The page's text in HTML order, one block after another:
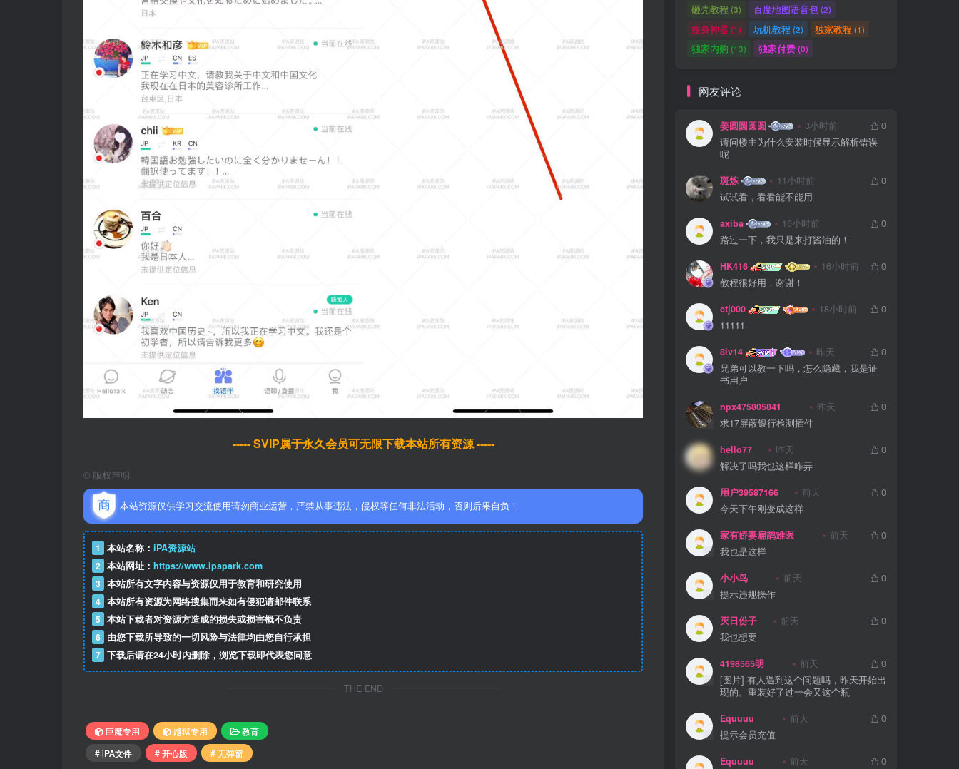
----- SVIP属于永久会员可无限下载本站所有资源 -----
© 版权声明
本站资源仅供学习交流使用请勿商业运营，严禁从事违法，侵权等任何非法活动，否则后果自负！
1 本站名称： iPA资源站
2 本站网址： https://www.ipapark.com
3 本站所有文字内容与资源仅用于教育和研究使用
4 本站所有资源为网络搜集而来如有侵犯请邮件联系
5 本站下载者对资源方造成的损失或损害概不负责
6 由您下载所导致的一切风险与法律均由您自行承担
7 下载后请在24小时内删除，浏览下载即代表您同意
THE END
巨魔专用 越狱专用
教育
# iPA文件
# 开心版 # 无弹窗
砸壳教程 (3) 百度地图语音包(2)
瘦身神器(1) 玩机教程 (2) 独家教程 (1)
独家内购 (13) 独家付费(0)
网友评论
姜圆圆圆圆 3小时前
0
请问楼主为什么安装时候显示解析错误
呢
斑炼 11小时前
0
试试看，看看能不能用
axiba 16小时前
0
路过一下，我只是来打酱油的！
HK416 16小时前
0
教程很好用，谢谢！
ctj000 18小时前
0
11111
8iv14 昨天
0
兄弟可以教一下吗，怎么隐藏，我是证
书用户
npx475805841
0
求17屏蔽银行检测插件
hello77 昨天
0
解决了吗我也这样咋弄
用户39587166 前天
0
今天下午刚变成这样
家有娇妻扁鹊难医 前天
0
我也是这样
小小鸟 前天
0
提示违规操作
灭日份子 前天
0
我也想要
4198565明 前天
0
[图片] 有人遇到这个问题吗，昨天开始出
现的。重装好了过一会又这个瓶
Equuuu 前天
0
提示会员充值
Equuuu 前天
0